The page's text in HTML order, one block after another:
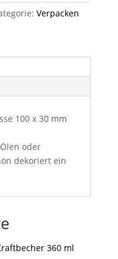
Verpacken
100 x 30 mm
oder
dekoriert ein